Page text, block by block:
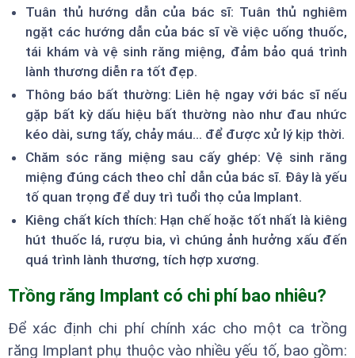
Tuân thủ hướng dẫn của bác sĩ: Tuân thủ nghiêm
ngặt các hướng dẫn của bác sĩ về việc uống thuốc,
tái khám và vệ sinh răng miệng, đảm bảo quá trình
lành thương diễn ra tốt đẹp.
Thông báo bất thường: Liên hệ ngay với bác sĩ nếu
gặp bất kỳ dấu hiệu bất thường nào như đau nhức
kéo dài, sưng tấy, chảy máu... để được xử lý kịp thời.
Chăm sóc răng miệng sau cấy ghép: Vệ sinh răng
miệng đúng cách theo chỉ dẫn của bác sĩ. Đây là yếu
tố quan trọng để duy trì tuổi thọ của Implant.
Kiêng chất kích thích: Hạn chế hoặc tốt nhất là kiêng
hút thuốc lá, rượu bia, vì chúng ảnh hưởng xấu đến
quá trình lành thương, tích hợp xương.
Trồng răng Implant có chi phí bao nhiêu?
Để xác định chi phí chính xác cho một ca trồng
răng Implant phụ thuộc vào nhiều yếu tố, bao gồm: